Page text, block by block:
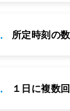
所定時刻の
１日に複数